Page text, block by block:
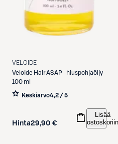
VELOIDE
Veloide Hair ASAP -hiuspohjaöljy
100 ml
Keskiarvo4,2 / 5
Hinta29,90 €
Lisää
ostoskoriin